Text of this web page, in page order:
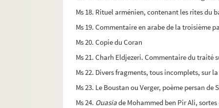
Ms 18. Rituel arménien, contenant les rites du
Ms 19. Commentaire en arabe de la troisième
Ms 20. Copie du Coran
Ms 21. Charh Eldjezeri. Commentaire du traité
Ms 22. Divers fragments, tous incomplets, sur
Ms 23. Le Boustan ou Verger, poème persan
Ms 24. Ouasiade Mohammed ben Pir Ali,